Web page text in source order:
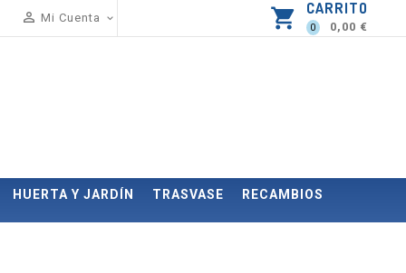
 Mi Cuenta  shopping_cart CARRITO
0 0,00 €
HUERTA Y JARDÍN TRASVASE RECAMBIOS